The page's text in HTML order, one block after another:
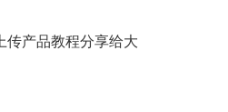
产品教程分享给大